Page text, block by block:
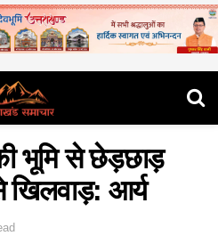
भूमि से छेड़छाड़
खिलवाड़: आर्य